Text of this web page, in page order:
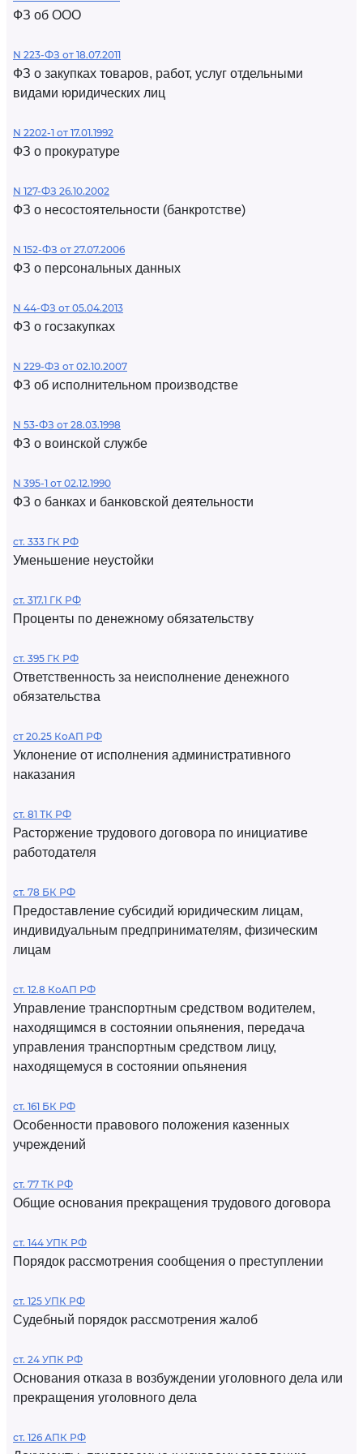
ФЗ об ООО
N 223-ФЗ от 18.07.2011
ФЗ о закупках товаров, работ, услуг отдельными
видами юридических лиц
N 2202-1 от 17.01.1992
ФЗ о прокуратуре
N 127-ФЗ 26.10.2002
ФЗ о несостоятельности (банкротстве)
N 152-ФЗ от 27.07.2006
ФЗ о персональных данных
N 44-ФЗ от 05.04.2013
ФЗ о госзакупках
N 229-ФЗ от 02.10.2007
ФЗ об исполнительном производстве
N 53-ФЗ от 28.03.1998
ФЗ о воинской службе
N 395-1 от 02.12.1990
ФЗ о банках и банковской деятельности
ст. 333 ГК РФ
Уменьшение неустойки
ст. 317.1 ГК РФ
Проценты по денежному обязательству
ст. 395 ГК РФ
Ответственность за неисполнение денежного
обязательства
ст 20.25 КоАП РФ
Уклонение от исполнения административного
наказания
ст. 81 ТК РФ
Расторжение трудового договора по инициативе
работодателя
ст. 78 БК РФ
Предоставление субсидий юридическим лицам,
индивидуальным предпринимателям, физическим
лицам
ст. 12.8 КоАП РФ
Управление транспортным средством водителем,
находящимся в состоянии опьянения, передача
управления транспортным средством лицу,
находящемуся в состоянии опьянения
ст. 161 БК РФ
Особенности правового положения казенных
учреждений
ст. 77 ТК РФ
Общие основания прекращения трудового договора
ст. 144 УПК РФ
Порядок рассмотрения сообщения о преступлении
ст. 125 УПК РФ
Судебный порядок рассмотрения жалоб
ст. 24 УПК РФ
Основания отказа в возбуждении уголовного дела или
прекращения уголовного дела
ст. 126 АПК РФ